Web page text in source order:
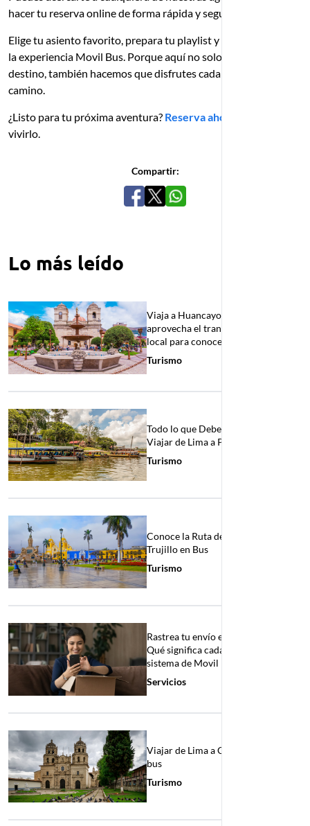
hacer tu reserva online de forma rápida y segura.
Elige tu asiento favorito, prepara tu playlist y déjate llevar por
la experiencia Movil Bus. Porque aquí no solo te llevamos a tu
destino, también hacemos que disfrutes cada kilómetro del
camino.
¿Listo para tu próxima aventura? Reserva ahora
vivirlo.
Compartir:
Lo más leído
Viaja a Huancayo en bus y
aprovecha el transporte público
local para conocer la ciudad
Turismo
Todo lo que Debes Saber para
Viajar de Lima a Pucallpa en Bus
Turismo
Conoce la Ruta de Lima a
Trujillo en Bus
Turismo
Rastrea tu envío en tiempo real:
Qué significa cada estado en el
sistema de Movil Bus
Servicios
Viajar de Lima a Cajamarca en
bus
Turismo